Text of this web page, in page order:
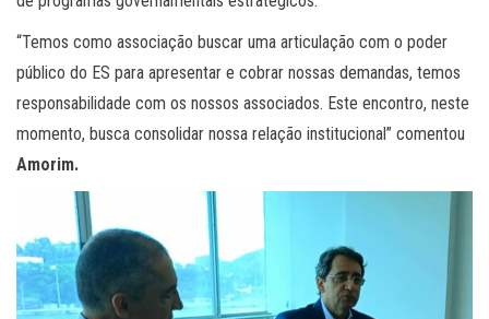
“Temos como associação buscar uma articulação com o poder
público do ES para apresentar e cobrar nossas demandas, temos
responsabilidade com os nossos associados. Este encontro, neste
momento, busca consolidar nossa relação institucional” comentou
Amorim.